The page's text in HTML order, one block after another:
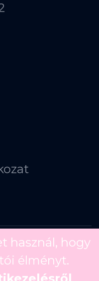
2026
használ, hogy
élményt.